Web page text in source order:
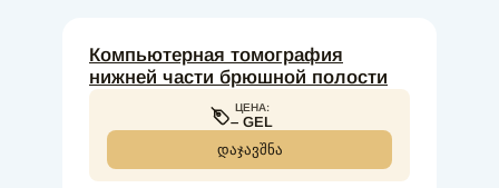
Компьютерная томография
нижней части брюшной полости
ЦЕНА:
– GEL
ᲓᲐᲯᲐᲕᲨᲜᲐ